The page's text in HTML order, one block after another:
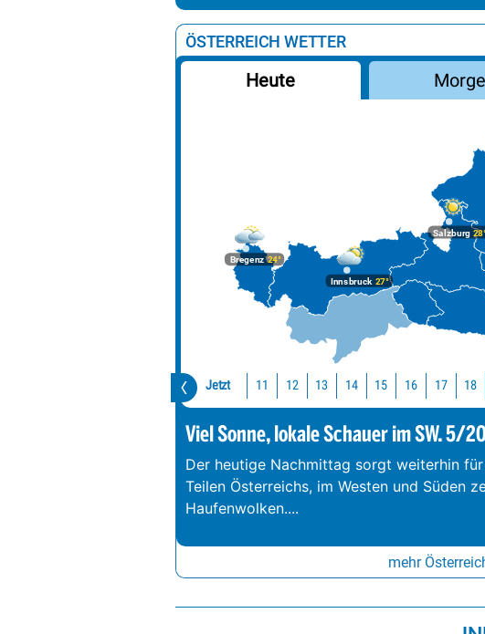
ÖSTERREICH WETTER
Heute
Bregenz24°
Innsbruck27°
Salzburg
Jetzt 11 12 13 14 15 16 17 18
Viel Sonne, lokale Schauer im SW. 5/
Der heutige Nachmittag sorgt weiterhin
Teilen Österreichs, im Westen und Süden
Haufenwolken....
mehr